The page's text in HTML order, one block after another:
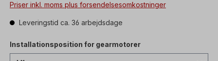
Priser inkl. moms plus forsendelsesomkostninger
Leveringstid ca. 36 arbejdsdage
Installationsposition for gearmotorer